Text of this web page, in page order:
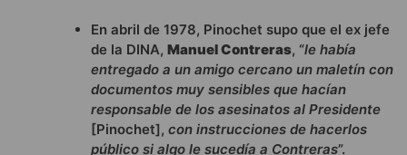
En abril de 1978, Pinochet supo que el ex jefe
de la DINA, Manuel Contreras, “le había
entregado a un amigo cercano un maletín con
documentos muy sensibles que hacían
responsable de los asesinatos al Presidente
[Pinochet], con instrucciones de hacerlos
público si algo le sucedía a Contreras”.